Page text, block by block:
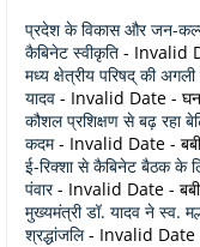
प्रदेश के विकास और जन-
कैबिनेट स्वीकृति - Invalid
मध्य क्षेत्रीय परिषद् की
यादव - Invalid Date -
कौशल प्रशिक्षण से बढ़ रहा
कदम- Invalid Date -
ई-रिक्शा से कैबिनेट बैठक के
पंवार- Invalid Date -
मुख्यमंत्री डॉ. यादव ने स्व.
श्रद्धांजलि- Invalid Date